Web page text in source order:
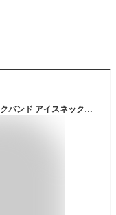
【送料無料】ネッククーラー 熱中症対策 ネックバンド アイスネックリング ひんやり 暑さ対策 首を冷やすグッズ 結露なし 冷感グッズ 首掛け 軽量 通学 通勤 おしゃれ アウトドア 冷やしすぎない 冷却グッズ 農作業 戸外作業 建築現場 釣り キャンプ